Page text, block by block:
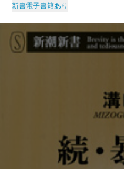
新書電子書籍あり